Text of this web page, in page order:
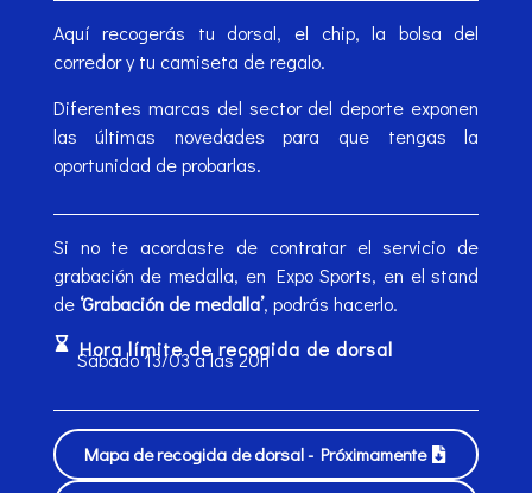
Aquí recogerás tu dorsal, el chip, la bolsa del
corredor y tu camiseta de regalo.
Diferentes marcas del sector del deporte exponen
las últimas novedades para que tengas la
oportunidad de probarlas.
Si no te acordaste de contratar el servicio de
grabación de medalla, en Expo Sports, en el stand
de ‘Grabación de medalla’, podrás hacerlo.
Hora límite de recogida de dorsal
Sábado 13/03 a las 20h
Mapa de recogida de dorsal - Próximamente